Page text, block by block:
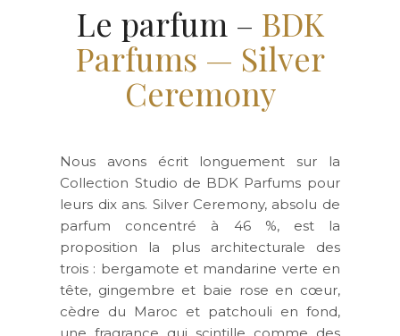
Le parfum – BDK
Parfums — Silver
Ceremony
Nous avons écrit longuement sur la
Collection Studio de BDK Parfums pour
leurs dix ans. Silver Ceremony, absolu de
parfum concentré à 46 %, est la
proposition la plus architecturale des
trois : bergamote et mandarine verte en
tête, gingembre et baie rose en cœur,
cèdre du Maroc et patchouli en fond,